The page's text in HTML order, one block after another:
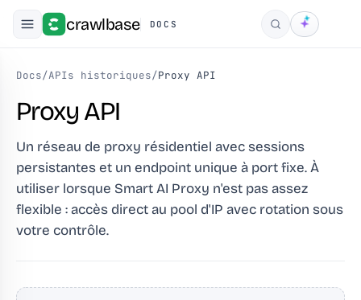
crawlbase DOCS Rechercher
Docs/APIs historiques/Proxy API
Proxy API
Un réseau de proxy résidentiel avec sessions
persistantes et un endpoint unique à port fixe. À
utiliser lorsque Smart AI Proxy n'est pas assez
flexible : accès direct au pool d'IP avec rotation sous
votre contrôle.